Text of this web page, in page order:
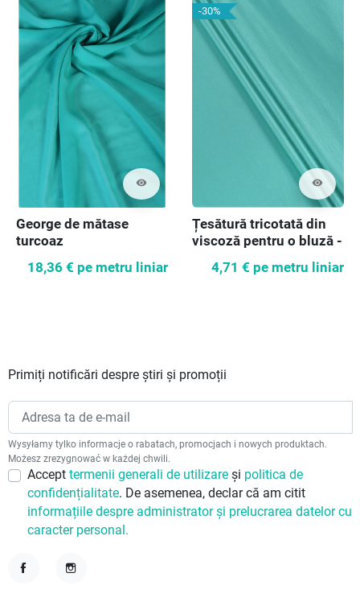
visibility
George de mătase
turcoaz
18,36 € pe metru liniar
-30%
visibility
Țesătură tricotată din
viscoză pentru o bluză -
4,71 € pe metru liniar
Primiți notificări despre știri și promoții
Wysyłamy tylko informacje o rabatach, promocjach i nowych produktach.
Możesz zrezygnować w każdej chwili.
Accept termenii generali de utilizare și politica de
confidențialitate. De asemenea, declar că am citit
informațiile despre administrator și prelucrarea datelor cu
caracter personal.